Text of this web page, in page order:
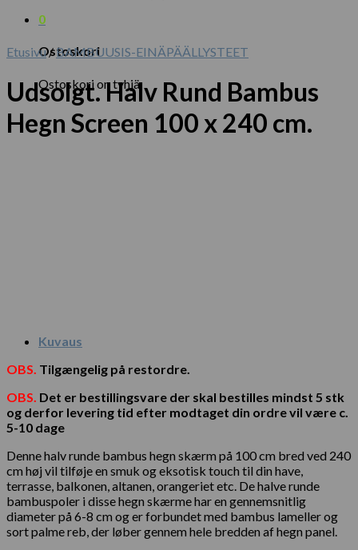
0
Ostoskori
Ostoskori on tyhjä.
Etusivu / BAMBUUSIS-EINÄPÄÄLLYSTEET
Udsolgt. Halv Rund Bambus
Hegn Screen 100 x 240 cm.
Kuvaus
OBS. Tilgængelig på restordre.
OBS. Det er bestillingsvare der skal bestilles mindst 5 stk
og derfor levering tid efter modtaget din ordre vil være c.
5-10 dage
Denne halv runde bambus hegn skærm på 100 cm bred ved 240
cm høj vil tilføje en smuk og eksotisk touch til din have,
terrasse, balkonen, altanen, orangeriet etc. De halve runde
bambuspoler i disse hegn skærme har en gennemsnitlig
diameter på 6-8 cm og er forbundet med bambus lameller og
sort palme reb, der løber gennem hele bredden af hegn panel.